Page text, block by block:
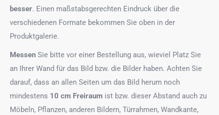
besser. Einen maßstabsgerechten Eindruck über die
verschiedenen Formate bekommen Sie oben in der
Produktgalerie.
Messen Sie bitte vor einer Bestellung aus, wieviel Platz Sie
an Ihrer Wand für das Bild bzw. die Bilder haben. Achten Sie
darauf, dass an allen Seiten um das Bild herum noch
mindestens 10 cm Freiraum ist bzw. dieser Abstand auch zu
Möbeln, Pflanzen, anderen Bildern, Türrahmen, Wandkante,